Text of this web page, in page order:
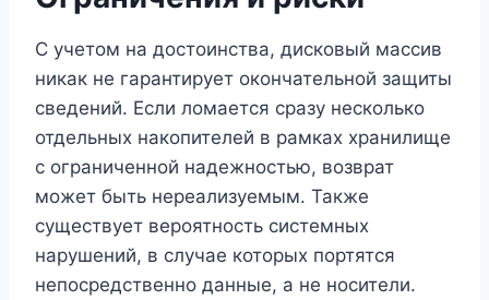
С учетом на достоинства, дисковый массив
никак не гарантирует окончательной защиты
сведений. Если ломается сразу несколько
отдельных накопителей в рамках хранилище
с ограниченной надежностью, возврат
может быть нереализуемым. Также
существует вероятность системных
нарушений, в случае которых портятся
непосредственно данные, а не носители.